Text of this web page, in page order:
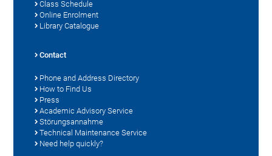
Class Schedule
Online Enrolment
Library Catalogue
Contact
Phone and Address Directory
How to Find Us
Press
Academic Advisory Service
Störungsannahme
Technical Maintenance Service
Need help quickly?